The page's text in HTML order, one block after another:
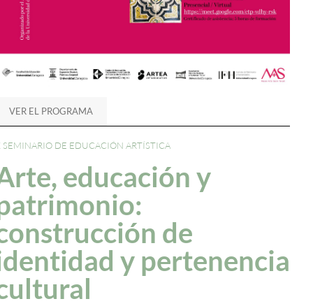
VER EL PROGRAMA
SEMINARIO DE EDUCACIÓN ARTÍSTICA
educación y
de
y pertenencia